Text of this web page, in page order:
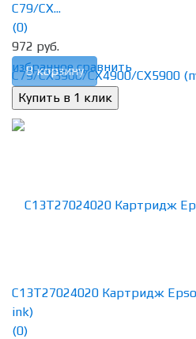
избранное сравнить
C79/CX...
(0)
972 руб.
В корзину
C13T27024020 Картридж
ink)
(0)